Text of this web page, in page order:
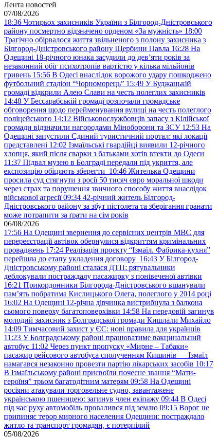
Лента новостей
07/08/2026
18:36 Чотирьох захисників України з Білгород-Дністровського
району посмертно відзначено орденом «За мужність» 18:00
Трагічно обірвалося життя звільненого з полону захисника з
Білгород-Дністровського району Щербини Павла 16:28 На
Одещині 18-річного юнака засудили до дев’яти років за
незаконний обіг психотропів вартістю у кілька мільйонів
гривень 15:56 В Одесі внаслідок ворожого удару пошкоджено
футбольний стадіон “Чорноморець” 15:49 У Буджацькій
громаді відкрили Алею Слави на честь полеглих захисників
14:48 У Бессарабській громаді розпочали громадське
обговорення щодо перейменування вулиці на честь полеглого
поліцейського 14:12 Військовослужбовців запасу з Кілійської
громади відзначили нагородами Міноборони та ЗСУ 12:53 На
Одещині запустили Єдиний туристичний портал: які локації
представлені 12:02 Ізмаїльські гвардійці виявили 12-річного
хлопця, який після сварки з батьками хотів втекти до Одеси
11:37 Підвал музею в Болграді передали під укриття, але
експозицію обіцяють зберегти 10:46 Жителька Одещини
просила суд стягнути з росії 50 тисяч євро моральної шкоди
через страх та порушення звичного способу життя внаслідок
військової агресії 09:34 42-річний житель Білгород-
Дністровського району за збут пістолета та зберігання гранати
може потрапити за ґрати на сім років
06/08/2026
17:56 На Одещині звернення до сервісних центрів МВС для
перереєстрації автівок обернулися відкриттям кримінальних
проваджень 17:24 Реалізація проєкту “Ізмаїл. Фабрика-кухня”
перейшла до етапу укладення договору 16:43 У Білгород-
Дністровському районі сталася ДТП: рятувальники
деблокували постраждалу пасажирку з понівеченої автівки
16:21 Прикордонники Білгорода-Дністровського вшанували
пам’ять побратима Кислицького Олега, полеглого у 2014 році
16:02 На Одещині 12-річна дівчинка вистрибнула з балкона
сьомого поверху багатоповерхівки 14:58 На передовій загинув
молодий захисник з Болградської громади Кишлали Михайло
14:09 Тимчасовий захист у ЄС: нові правила для українців
11:23 У Болградському районі працюватиме вакцинальний
автобус 11:02 Через пункт пропуску «Мирне – Табаки»
пасажир рейсового автобуса сполученням Кишинів — Ізмаїл
намагався незаконно провезти партію лікарських засобів 10:17
В Ізмаїльському районі присвоїли почесне звання “Мати-
героїня” трьом багатодітним матерям 09:58 На Одещині
росіяни атакували торговельне судно, завантажене
українською пшеницею: загинув член екіпажу 09:44 В Одесі
під час руху автомобіль провалився під землю 09:15 Ворог не
припиняє терор мирного населення Одещини: постраждало
житло та транспорт громадян, є потерпілий
05/08/2026